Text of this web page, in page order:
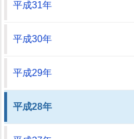
平成31年
平成30年
平成29年
平成28年